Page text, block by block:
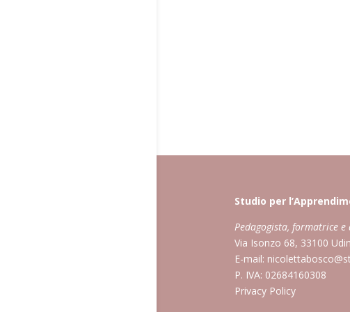
Studio per
Pedagogista, formatrice
Via Isonzo 68, 33100
E-mail:
P. IVA: 02684160308
Privacy Policy